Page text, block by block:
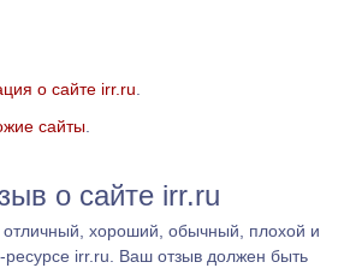
о сайте irr.ru
сайты.
о сайте irr.ru
хороший, обычный, плохой и
ресурсе irr.ru. Ваш отзыв должен быть